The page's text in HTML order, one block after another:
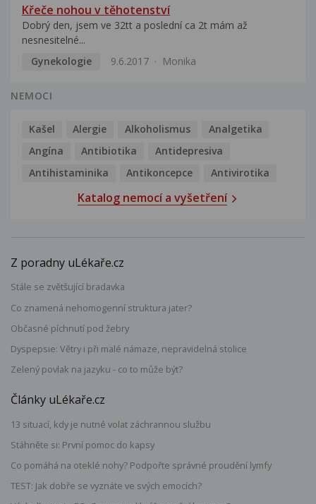
Křeče nohou v těhotenství
Dobrý den, jsem ve 32tt a poslední ca 2t mám až
nesnesitelné...
Gynekologie
9.6.2017 Monika
NEMOCI
Kašel Alergie Alkoholismus
Analgetika
Angína
Antibiotika
Antidepresiva
Antihistaminika
Antikoncepce Antivirotika
Katalog nemocí a vyšetření
Z poradny uLékaře.cz
Stále se zvětšující bradavka
Co znamená nehomogenní struktura jater?
Občasné píchnutí pod žebry
Dyspepsie: Větry i při malé námaze, nepravidelná stolice
Zelený povlak na jazyku - co to může být?
Články uLékaře.cz
13 situací, kdy je nutné volat záchrannou službu
Stáhněte si: První pomoc do kapsy
Co pomáhá na oteklé nohy? Podpořte správné proudění lymfy
TEST: Jak dobře se vyznáte ve svých emocích?